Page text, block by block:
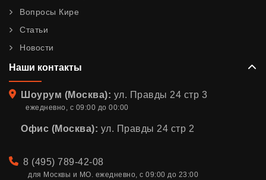
Вопросы Кире
Статьи
Новости
Наши контакты
Адрес
Шоурум (Москва): ул. Правды 24 стр 3
ежедневно, с 09:00 до 00:00
Офис (Москва): ул. Правды 24 стр 2
Телефон
8 (495) 789-42-08
для Москвы и МО. ежедневно, с 09:00 до 23:00